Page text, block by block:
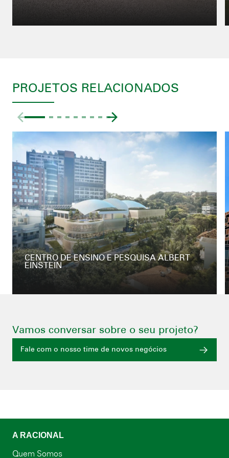
PROJETOS RELACIONADOS
CENTRO DE ENSINO E PESQUISA ALBERT
EINSTEIN
Vamos conversar sobre o seu projeto?
Fale com o nosso time de novos negócios
A RACIONAL
Quem Somos